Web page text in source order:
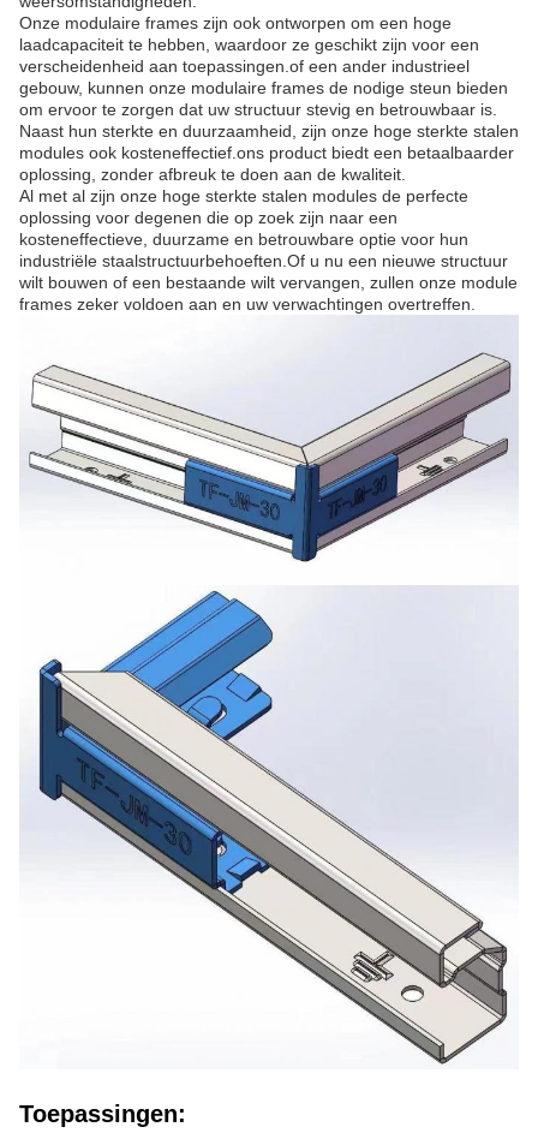
Onze modulaire frames zijn ook ontworpen om een hoge
laadcapaciteit te hebben, waardoor ze geschikt zijn voor een
verscheidenheid aan toepassingen.of een ander industrieel
gebouw, kunnen onze modulaire frames de nodige steun bieden
om ervoor te zorgen dat uw structuur stevig en betrouwbaar is.
Naast hun sterkte en duurzaamheid, zijn onze hoge sterkte stalen
modules ook kosteneffectief.ons product biedt een betaalbaarder
oplossing, zonder afbreuk te doen aan de kwaliteit.
Al met al zijn onze hoge sterkte stalen modules de perfecte
oplossing voor degenen die op zoek zijn naar een
kosteneffectieve, duurzame en betrouwbare optie voor hun
industriële staalstructuurbehoeften.Of u nu een nieuwe structuur
wilt bouwen of een bestaande wilt vervangen, zullen onze module
frames zeker voldoen aan en uw verwachtingen overtreffen.
Toepassingen: